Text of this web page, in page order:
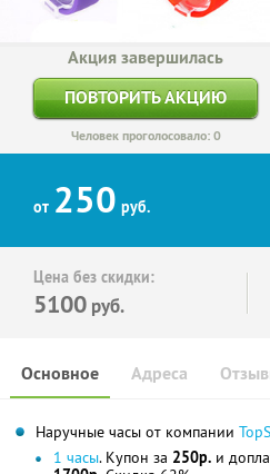
Акция завершилась
ПОВТОРИТЬ АКЦИЮ
Человек проголосовало: 0
от 250 руб.
Цена без скидки:
5100 руб.
Основное Адреса
Наручные часы от компании
1 часы. Купон за 250р. и